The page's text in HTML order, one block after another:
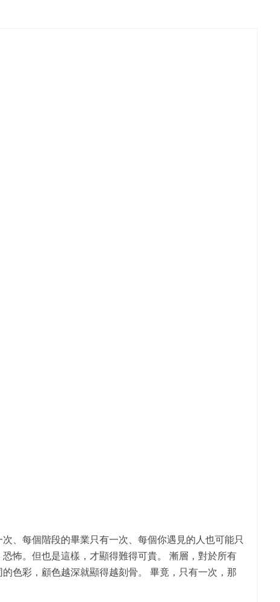
、每個階段的畢業只有一次、每個你遇見的人也可能只
怖。但也是這樣，才顯得難得可貴。 漸層，對於所有
色彩，顧色越深就顯得越刻骨。 畢竟，只有一次，那